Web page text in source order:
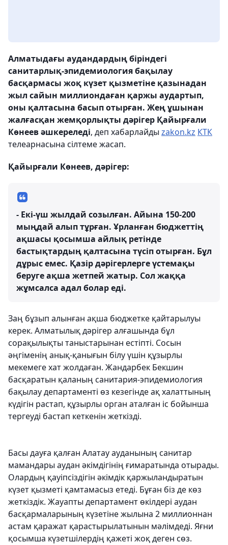
Алматыдағы аудандардың біріндегі
санитарлық-эпидемиология бақылау
басқармасы жоқ күзет қызметіне қазынадан
жыл сайын миллиондаған қаржы аудартып,
оны қалтасына басып отырған. Жең ұшынан
жалғасқан жемқорлықты дәрігер Қайырғали
Көнеев әшкереледі, деп хабарлайды zakon.kz КТК
телеарнасына сілтеме жасап.
Қайырғали Көнеев, дәрігер:
- Екі-үш жылдай созылған. Айына 150-200
мыңдай алып тұрған. Ұрланған бюджеттің
ақшасы қосымша айлық ретінде
бастықтардың қалтасына түсіп отырған. Бұл
дұрыс емес. Қазір дәрігерлерге үстемақы
беруге ақша жетпей жатыр. Сол жаққа
жұмсалса адал болар еді.
Заң бұзып алынған ақша бюджетке қайтарылуы
керек. Алматылық дәрігер алғашында бұл
сорақылықты таныстарынан естіпті. Сосын
әңгіменің анық-қанығын білу үшін құзырлы
мекемеге хат жолдаған. Жандарбек Бекшин
басқаратын қаланың санитария-эпидемиология
бақылау департаменті өз кезегінде ақ халаттының
күдігін растап, құзырлы орган аталған іс бойынша
тергеуді бастап кеткенін жеткізді.
Басы дауға қалған Алатау ауданының санитар
мамандары аудан әкімдігінің ғимаратында отырады.
Олардың қауіпсіздігін әкімдік қаржыландыратын
күзет қызметі қамтамасыз етеді. Бұған біз де көз
жеткіздік. Жауапты департамент өкілдері аудан
басқармаларының күзетіне жылына 2 миллионнан
астам қаражат қарастырылатынын мәлімдеді. Яғни
қосымша күзетшілердің қажеті жоқ деген сөз.